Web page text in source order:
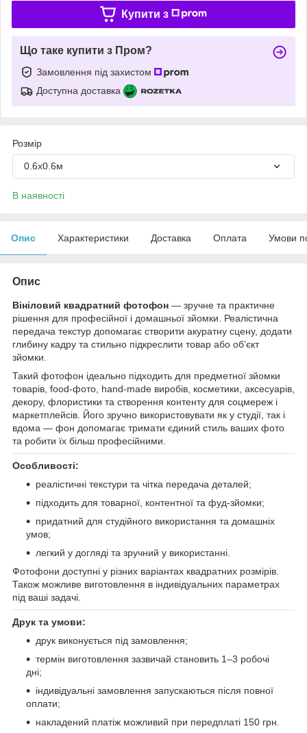
Купити з
Що таке купити з Пром?
Замовлення під захистом
Доступна доставка
Розмір
0.6х0.6м
В наявності
Опис Характеристики Доставка Оплата Умови
Опис
Вініловий квадратний фотофон — зручне та практичне
рішення для професійної і домашньої зйомки. Реалістична
передача текстур допомагає створити акуратну сцену, додати
глибину кадру та стильно підкреслити товар або об’єкт
зйомки.
Такий фотофон ідеально підходить для предметної зйомки
товарів, food-фото, hand-made виробів, косметики, аксесуарів,
декору, флористики та створення контенту для соцмереж і
маркетплейсів. Його зручно використовувати як у студії, так і
вдома — фон допомагає тримати єдиний стиль ваших фото
та робити їх більш професійними.
Особливості:
реалістичні текстури та чітка передача деталей;
підходить для товарної, контентної та фуд-зйомки;
придатний для студійного використання та домашніх
умов;
легкий у догляді та зручний у використанні.
Фотофони доступні у різних варіантах квадратних розмірів.
Також можливе виготовлення в індивідуальних параметрах
під ваші задачі.
Друк та умови:
друк виконується під замовлення;
термін виготовлення зазвичай становить 1–3 робочі
дні;
індивідуальні замовлення запускаються після повної
оплати;
накладений платіж можливий при передплаті 150 грн.